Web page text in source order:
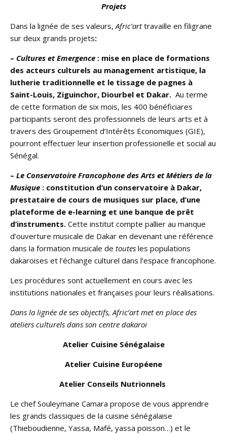
Projets
Dans la lignée de ses valeurs, Afric’arttravaille en filigrane
sur deux grands projets:
– Cultures et Emergence : mise en place de formations
des acteurs culturels au management artistique, la
lutherie traditionnelle et le tissage de pagnes à
Saint-Louis, Ziguinchor, Diourbel et Dakar. Au terme
de cette formation de six mois, les 400 bénéficiares
participants seront des professionnels de leurs arts et à
travers des Groupement d’Intérêts Economiques (GIE),
pourront effectuer leur insertion professionelle et social au
Sénégal.
– Le Conservatoire Francophone des Arts et Métiers de la
Musique : constitution d’un conservatoire à Dakar,
prestataire de cours de musiques sur place, d’une
plateforme de e-learning et une banque de prêt
d’instruments. Cette institut compte pallier au manque
d’ouverture musicale de Dakar en devenant une référence
dans la formation musicale de toutes les populations
dakaroises et l’échange culturel dans l’espace francophone.
Les procédures sont actuellement en cours avec les
institutions nationales et françaises pour leurs réalisations.
Dans la lignée de ses objectifs, Afric’art met en place des
ateliers culturels dans son centre dakaroi
Atelier Cuisine Sénégalaise
Atelier Cuisine Européene
Atelier Conseils Nutrionnels
Le chef Souleymane Camara propose de vous apprendre
les grands classiques de la cuisine sénégalaise
(Thieboudienne, Yassa, Mafé, yassa poisson…) et le